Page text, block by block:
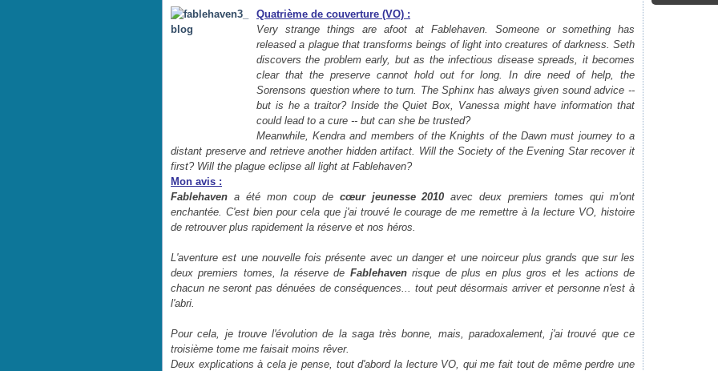
Quatrième de couverture (VO) :
Very strange things are afoot at Fablehaven. Someone or something has
released a plague that transforms beings of light into creatures of darkness. Seth
discovers the problem early, but as the infectious disease spreads, it becomes
clear that the preserve cannot hold out for long. In dire need of help, the
Sorensons question where to turn. The Sphinx has always given sound advice --
but is he a traitor? Inside the Quiet Box, Vanessa might have information that
could lead to a cure -- but can she be trusted?
Meanwhile, Kendra and members of the Knights of the Dawn must journey to a
distant preserve and retrieve another hidden artifact. Will the Society of the Evening Star recover it
first? Will the plague eclipse all light at Fablehaven?
Mon avis :
Fablehaven a été mon coup de cœur jeunesse 2010 avec deux premiers tomes qui m'ont
enchantée. C'est bien pour cela que j'ai trouvé le courage de me remettre à la lecture VO, histoire
de retrouver plus rapidement la réserve et nos héros.
L'aventure est une nouvelle fois présente avec un danger et une noirceur plus grands que sur les
deux premiers tomes, la réserve de Fablehavenrisque de plus en plus gros et les actions de
chacun ne seront pas dénuées de conséquences... tout peut désormais arriver et personne n'est à
l'abri.
Pour cela, je trouve l'évolution de la saga très bonne, mais, paradoxalement, j'ai trouvé que ce
troisième tome me faisait moins rêver.
Deux explications à cela je pense, tout d'abord la lecture VO, qui me fait tout de même perdre une